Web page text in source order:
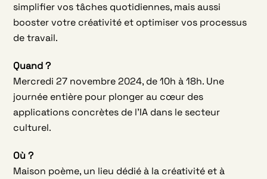
simplifier vos tâches quotidiennes, mais aussi
booster votre créativité et optimiser vos processus
de travail.
Quand ?
Mercredi 27 novembre 2024, de 10h à 18h. Une
journée entière pour plonger au cœur des
applications concrètes de l’IA dans le secteur
culturel.
Où ?
Maison poème, un lieu dédié à la créativité et à